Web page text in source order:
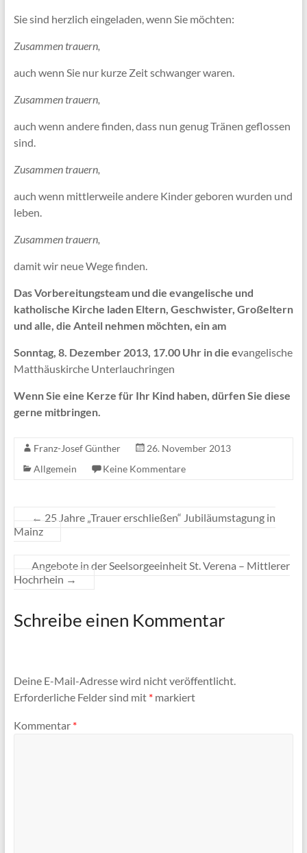
Sie sind herzlich eingeladen, wenn Sie möchten:
Zusammen trauern,
auch wenn Sie nur kurze Zeit schwanger waren.
Zusammen trauern,
auch wenn andere finden, dass nun genug Tränen geflossen
sind.
Zusammen trauern,
auch wenn mittlerweile andere Kinder geboren wurden und
leben.
Zusammen trauern,
damit wir neue Wege finden.
Das Vorbereitungsteam und die evangelische und
katholische Kirche laden Eltern, Geschwister, Großeltern
und alle, die Anteil nehmen möchten, ein am
Sonntag, 8. Dezember 2013, 17.00 Uhr in die evangelische
Matthäuskirche Unterlauchringen
Wenn Sie eine Kerze für Ihr Kind haben, dürfen Sie diese
gerne mitbringen.
Franz-Josef Günther
26. November 2013
Allgemein
Keine Kommentare
← 25 Jahre „Trauer erschließen“ Jubiläumstagung in
Mainz
Angebote in der Seelsorgeeinheit St. Verena – Mittlerer
Hochrhein →
Schreibe einen Kommentar
Deine E-Mail-Adresse wird nicht veröffentlicht.
Erforderliche Felder sind mit *markiert
Kommentar *